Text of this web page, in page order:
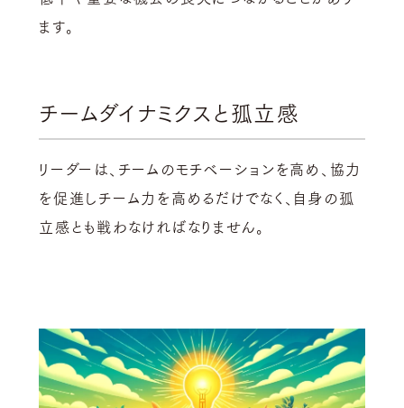
ます。
チームダイナミクスと孤立感
リーダーは、チームのモチベーションを高め、協力
を促進しチーム力を高めるだけでなく、自身の孤
立感とも戦わなければなりません。